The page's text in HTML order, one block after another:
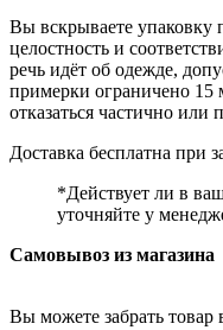
Вы вскрываете упаковку
целостность и
речь идёт об одежде,
примерки ограничено
отказаться частично
Доставка бесплатна при
*Действует ли в
уточняйте у
Самовывоз из магазина
Вы можете забрать товар